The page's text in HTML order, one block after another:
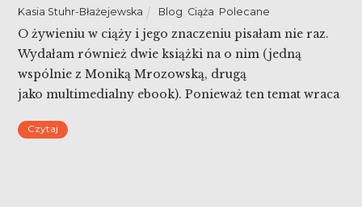
Kasia Stuhr-Błażejewska Blog Ciąża Polecane
O żywieniu w ciąży i jego znaczeniu pisałam nie raz.
Wydałam również dwie książki na o nim (jedną
wspólnie z Moniką Mrozowską, drugą
jako multimedialny ebook). Ponieważ ten temat wraca
kwestii odżywiania kobiet w ciąży, wracam do tematu:
Czytaj